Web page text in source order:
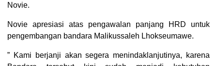
Novie.
Novie apresiasi atas pengawalan panjang HRD untuk
pengembangan bandara Malikussaleh Lhokseumawe.
” Kami berjanji akan segera menindaklanjutinya, karena